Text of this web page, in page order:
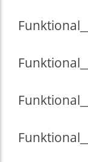
Funktional
Funktional
Funktional
Funktional